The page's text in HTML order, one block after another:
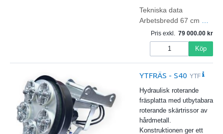
Tekniska data
Arbetsbredd 67 cm
Pris exkl. 79 000.00
Köp
YTFRÄS - S40 YTF
Hydraulisk roterande
fräsplatta med utbytabara
roterande skärtrissor av
hårdmetall.
Konstruktionen ger ett